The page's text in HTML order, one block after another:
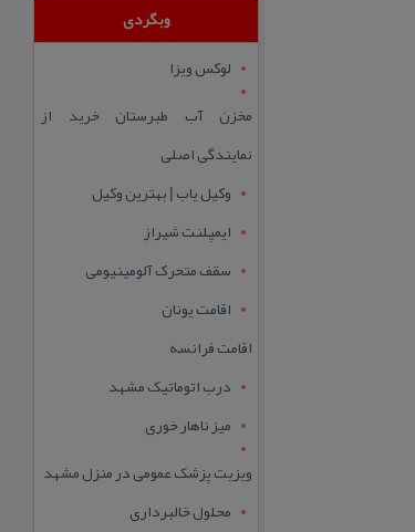
وبگردی
لوکس ویزا
مخزن آب طبرستان خرید از
نمایندگی اصلی
وکیل یاب | بهترین وکیل
ایمپلنت شیراز
سقف متحرک آلومینیومی
اقامت یونان
اقامت فرانسه
درب اتوماتیک مشهد
میز ناهار خوری
ویزیت پزشک عمومی در منزل مشهد
محلول خالبرداری